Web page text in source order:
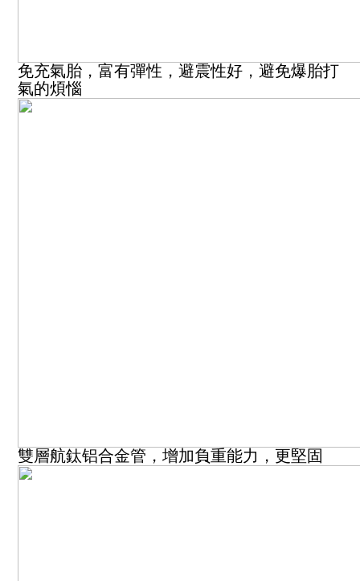
免充氣胎，富有彈性，避震性好，避免爆胎打
氣的煩惱
雙層航鈦铝合金管，增加負重能力，更堅固